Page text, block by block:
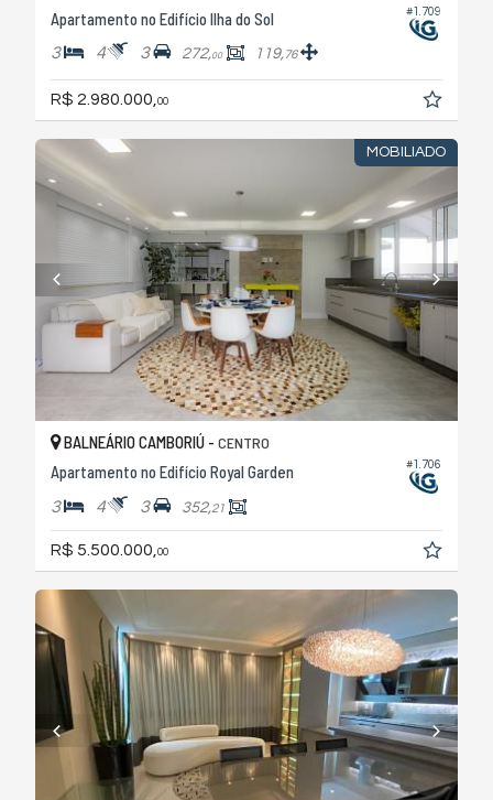
#1.709
Apartamento no Edifício Ilha do Sol
3 4 3 272,00 119,76
R$ 2.980.000, 00
MOBILIADO
#1.706
BALNEÁRIO CAMBORIÚ - CENTRO
Apartamento no Edifício Royal Garden
3 4 3 352,21
R$ 5.500.000,00